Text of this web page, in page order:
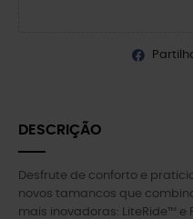
DESCRIÇÃO
Desfrute de conforto e
novos tamancos que
mais inovadoras: LiteRide™ e